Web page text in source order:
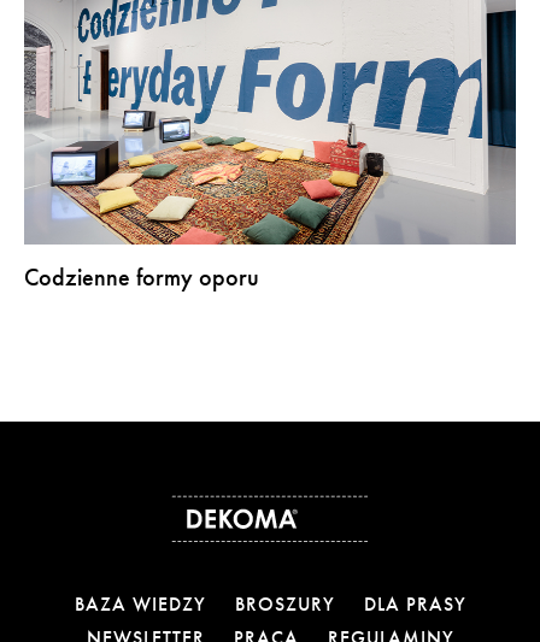
Codzienne formy oporu
BAZA WIEDZY BROSZURY
DLA PRASY